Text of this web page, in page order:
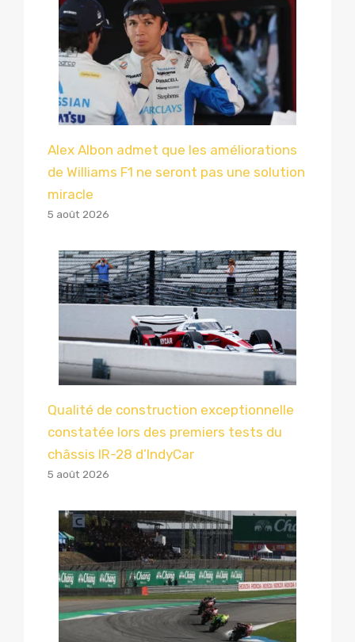
Alex Albon admet que les améliorations
de Williams F1 ne seront pas une solution
miracle
5 août 2026
Qualité de construction exceptionnelle
constatée lors des premiers tests du
châssis IR-28 d’IndyCar
5 août 2026